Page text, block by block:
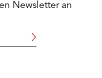
Newsletter an
Weiter